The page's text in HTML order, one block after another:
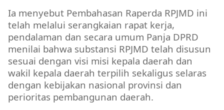
Ia menyebut Pembahasan Raperda RPJMD ini
telah melalui serangkaian rapat kerja,
pendalaman dan secara umum Panja DPRD
menilai bahwa substansi RPJMD telah disusun
sesuai dengan visi misi kepala daerah dan
wakil kepala daerah terpilih sekaligus selaras
dengan kebijakan nasional provinsi dan
perioritas pembangunan daerah.